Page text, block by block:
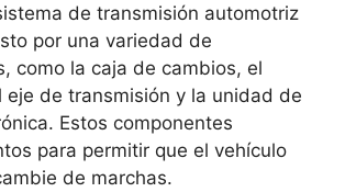
de transmisión automotriz
por una variedad de
como la caja de cambios, el
eje de transmisión y la unidad de
Estos componentes
para permitir que el vehículo
de marchas.